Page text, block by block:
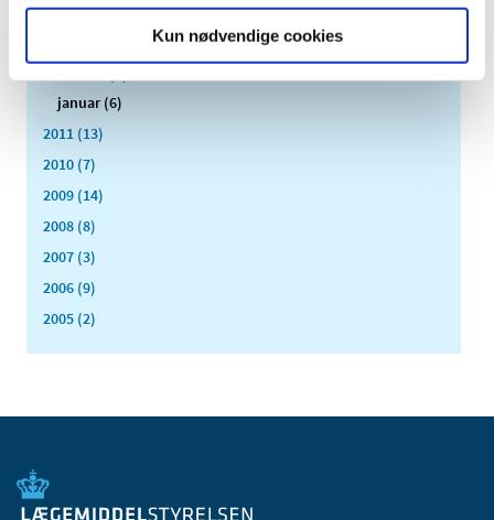
Kun nødvendige cookies
april (3)
januar (6)
2011 (13)
2010 (7)
2009 (14)
2008 (8)
2007 (3)
2006 (9)
2005 (2)